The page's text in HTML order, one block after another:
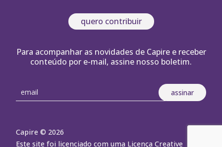
quero contribuir
Para acompanhar as novidades de Capire e receber
conteúdo por e-mail, assine nosso boletim.
Capire © 2026
Este site foi licenciado com uma Licença Creative